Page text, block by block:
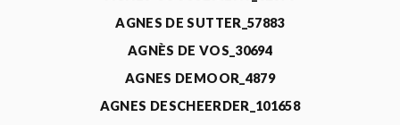
AGNES DE SUTTER_57883
AGNÈS DE VOS_30694
AGNES DEMOOR_4879
AGNES DESCHEERDER_101658